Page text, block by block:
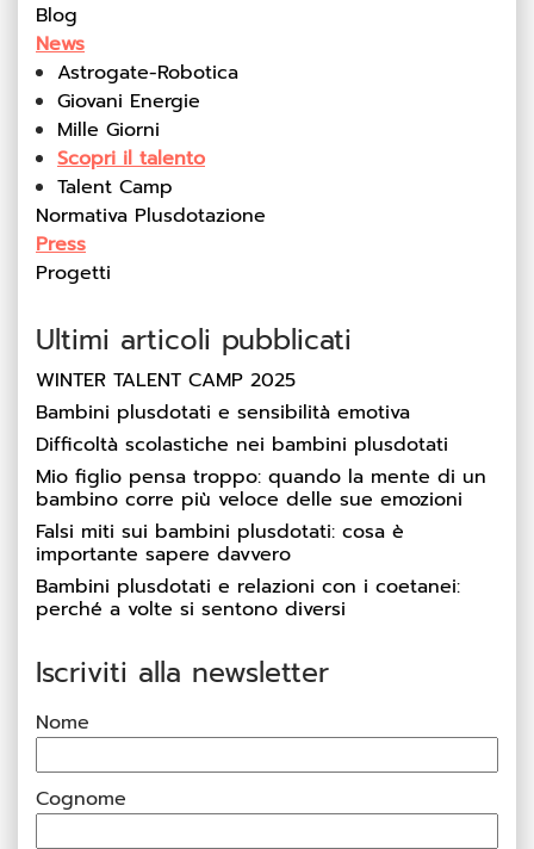
Blog
News
Astrogate-Robotica
Giovani Energie
Mille Giorni
Scopri il talento
Talent Camp
Normativa Plusdotazione
Press
Progetti
Ultimi articoli pubblicati
WINTER TALENT CAMP 2025
Bambini plusdotati e sensibilità emotiva
Difficoltà scolastiche nei bambini plusdotati
Mio figlio pensa troppo: quando la mente di un
bambino corre più veloce delle sue emozioni
Falsi miti sui bambini plusdotati: cosa è
importante sapere davvero
Bambini plusdotati e relazioni con i coetanei:
perché a volte si sentono diversi
Iscriviti alla newsletter
Nome
Cognome